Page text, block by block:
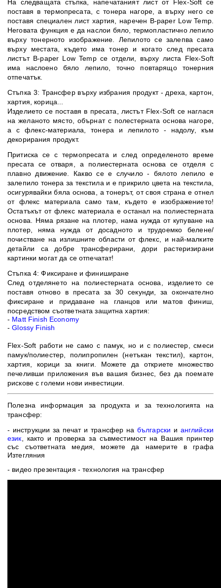
На следващата стъпка, напечатаният лист от Flex-Soft се
поставя в термопресата, с тонера нагоре, а върху него се
поставя специален лист хартия, наречен B-paper Low Temp.
Неговата функция е да наслои бяло, термопластично лепило
върху тонерното изображение. Лепилото се залепва само
върху местата, където има тонер и когато след пресата
листът B-paper Low Temp се отдели, върху листa Flex-Soft
има наслоено бяло лепило, точно повтарящо тонерния
отпечатък.
Стъпка 3: Трансфер върху избрания продукт - дреха, картон,
хартия, корица...
Изделието се поставя в пресата, листът Flex-Soft се наглася
на желаното място, обърнат с полестерната основа нагоре,
а с флекс-материала, тонера и лепилото - надолу, към
декорирания продукт.
Притиска се с термопресата и след определеното време
пресата се отваря, а полиестерната основа се отделя с
плавно движение. Какво се е случило - бялото лепило е
залепило тонера за текстила и е прикрило цвета на текстила,
осигурявайки бяла основа, а тонерът, от своя страна е отнел
от флекс материала само там, където е изображението!
Остатъкът от флекс материала е останал на полиестерната
основа. Няма рязане на плотер, нама нужда от купуване на
плотер, няма нужда от досадното и трудоемко белене/
почистване на излишните области от флекс, и най-малките
детайли са добре трансферирани, дори растеризирани
картинки могат да се отпечатат!
Стъпка 4: Фиксиране и финиширане
След отделянето на полиестерната основа, изделието се
поставя отново в пресата за 30 секунди, за окончателно
фиксиране и придаване на гланцов или матов финиш,
посредством съответната защитна хартия:
- Matt Finish Economy
- Glossy Finish
Flex-Soft работи не само с памук, но и с полиестер, смеси
памук/полиестер, полипропилен (нетъкан текстил), картон,
хартия, корици за книги. Можете да откриете множество
печеливши приложения във вашия бизнес, без да поемате
рискове с големи нови инвестиции.
Полезна информация за продукта и за технологията на
трансфер:
- инструкции за печат и трансфер на български и английски
език , както и проверка за съвместимост на Вашия принтер
със съответната медия, можете да намерите в графа
Изтегляния
- видео презентация - технология на трансфер